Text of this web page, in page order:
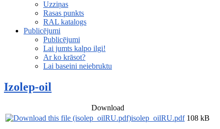
Uzziņas
Rasas punkts
RAL katalogs
Publicējumi
Publicējumi
Lai jumts kalpo ilgi!
Ar ko krāsot?
Lai baseini neiebruktu
Izolep-oil
Download
isolep_oilRU.pdf 108 kB